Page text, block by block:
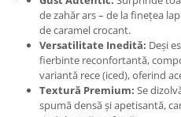
de zahăr ars – de la finețea
de caramel crocant.
Versatilitate Inedită: Deși
fierbinte reconfortantă,
variantă rece (iced), oferind
Textură Premium: Se
spumă densă și apetisantă,